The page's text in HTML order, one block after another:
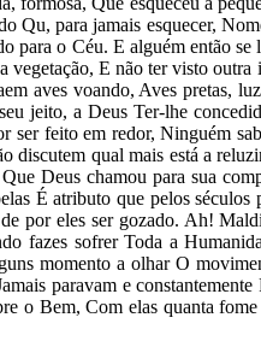
para jamais esquecer,
o Céu. E alguém então
E não ter visto
aves voando, Aves pretas,
jeito, a Deus Ter-lhe
feito em redor, Ninguém
qual mais está a
Deus chamou para sua
É atributo que pelos
por eles ser gozado. Ah!
fazes sofrer Toda a
momento a olhar O
paravam e
o Bem, Com elas quanta